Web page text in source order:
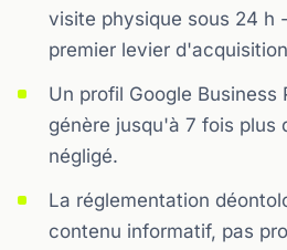
visite physique sous 24 h
premier levier
Un profil Google Business
génère jusqu'à 7 fois plus
négligé.
La réglementation
contenu informatif, pas